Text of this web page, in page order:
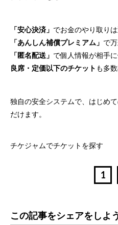
「安心決済」 でお金のやり取り
「あんしん補償プレミアム」 で
「匿名配送」 で個人情報が相手
良席・定価以下のチケット も多
独自の安全システムで、はじめ
だけます。
チケジャムでチケットを探す
1
この記事をシェアをしよ